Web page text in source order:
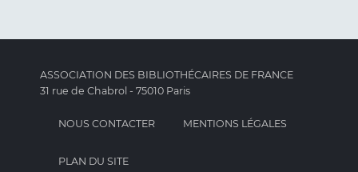
ASSOCIATION DES BIBLIOTHÉCAIRES DE FRANCE
31 rue de Chabrol - 75010 Paris
NOUS CONTACTER MENTIONS LÉGALES
PLAN DU SITE